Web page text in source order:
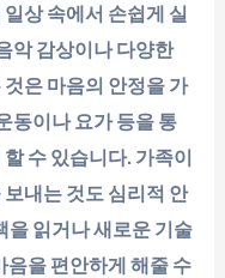
상 속에서 손쉽게 실
악 감상이나 다양한
은 마음의 안정을 가
동이나 요가 등을 통
수 있습니다. 가족이
내는 것도 심리적 안
을 읽거나 새로운 기술
음을 편안하게 해줄 수